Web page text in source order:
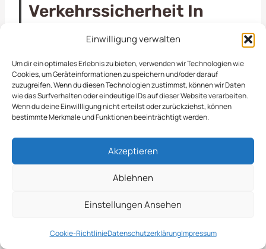
Einwilligung verwalten
Um dir ein optimales Erlebnis zu bieten, verwenden wir Technologien wie
Cookies, um Geräteinformationen zu speichern und/oder darauf
zuzugreifen. Wenn du diesen Technologien zustimmst, können wir Daten
wie das Surfverhalten oder eindeutige IDs auf dieser Website verarbeiten.
Wenn du deine Einwillligung nicht erteilst oder zurückziehst, können
bestimmte Merkmale und Funktionen beeinträchtigt werden.
Akzeptieren
Ablehnen
Einstellungen Ansehen
Cookie-RichtlinieDatenschutzerklärungImpressum
Verkehrssicherheit In
In Recke sind wir Ihr zuverlässiger Partner, wenn
es um die Bekämpfung von Eisglätte geht. Die
winterlichen Bedingungen können insbesondere
für Gewerbe und Kommunen eine
Herausforderung darstellen. Unsere
professionellen Dienstleistungen gewährleisten,
dass Gehwege, Parkplätze und öffentliche Plätze
Technik und hochwertigen Materialien sorgen wir
beseitigt wird. Dabei legen wir großen Wert auf